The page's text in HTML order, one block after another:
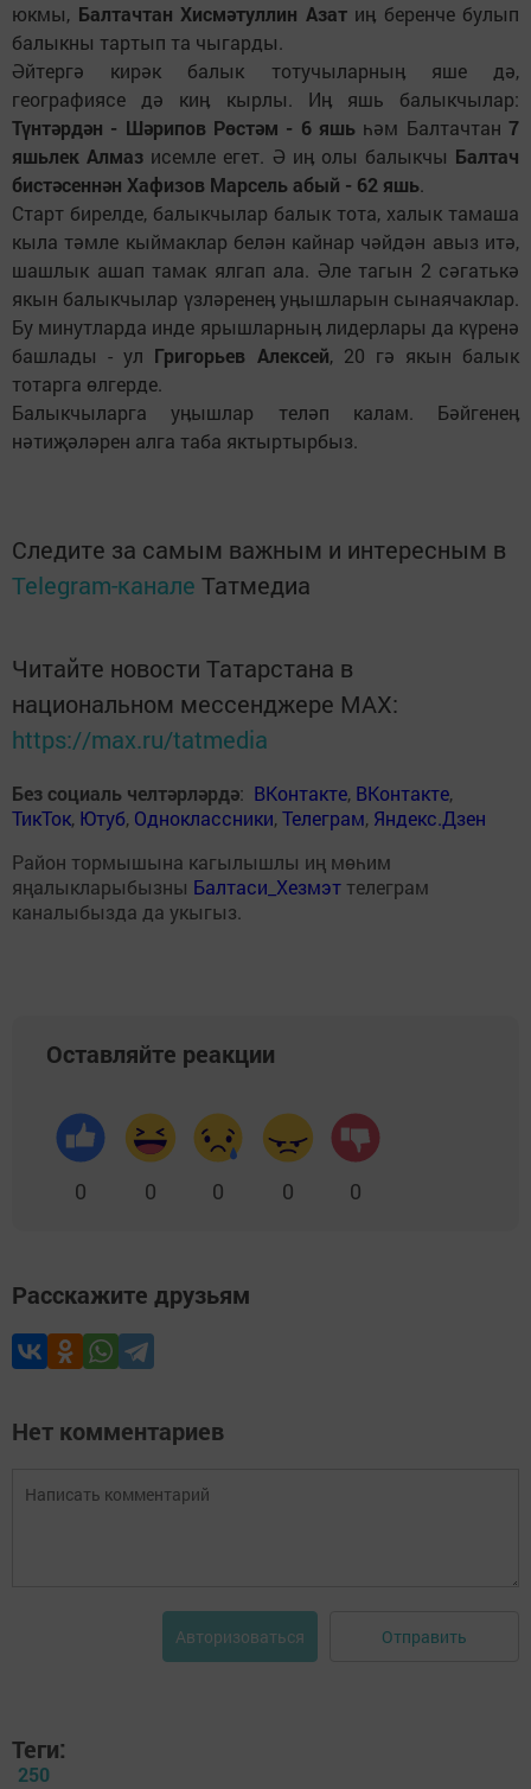
юкмы, Балтачтан Хисмәтуллин Азатиӊ беренче булып
балыкны тартып та чыгарды.
Әйтергә кирәк балык тотучыларныӊ яше дә,
географиясе дә киӊ кырлы. Иӊ яшь балыкчылар:
Түнтәрдән - Шәрипов Рөстәм - 6 яшь һәм Балтачтан 7
яшьлек Алмаз исемле егет. Ә иӊ олы балыкчы Балтач
бистәсеннән Хафизов Марсель абый - 62 яшь.
Старт бирелде, балыкчылар балык тота, халык тамаша
кыла тәмле кыймаклар белән кайнар чәйдән авыз итә,
шашлык ашап тамак ялгап ала. Әле тагын 2 сәгатькә
якын балыкчылар үзләренеӊ уӊышларын сынаячаклар.
Бу минутларда инде ярышларныӊ лидерлары да күренә
башлады - ул Григорьев Алексей, 20 гә якын балык
тотарга өлгерде.
Балыкчыларга уӊышлар теләп калам. Бәйгенеӊ
нәтиҗәләрен алга таба яктыртырбыз.
Следите за самым важным и интересным в
Telegram-канале Татмедиа
Читайте новости Татарстана в
национальном мессенджере MАХ:
https://max.ru/tatmedia
Без социаль челтәрләрдә: ВКонтакте, ВКонтакте,
ТикТок, Ютуб, Одноклассники,Телеграм, Яндекс.Дзен
Район тормышына кагылышлы иң мөһим
яңалыкларыбызны Балтаси_Хезмэт телеграм
каналыбызда да укыгыз.
Оставляйте реакции
0 0 0 0 0
Расскажите друзьям
Нет комментариев
Авторизоваться Отправить
Теги:
250